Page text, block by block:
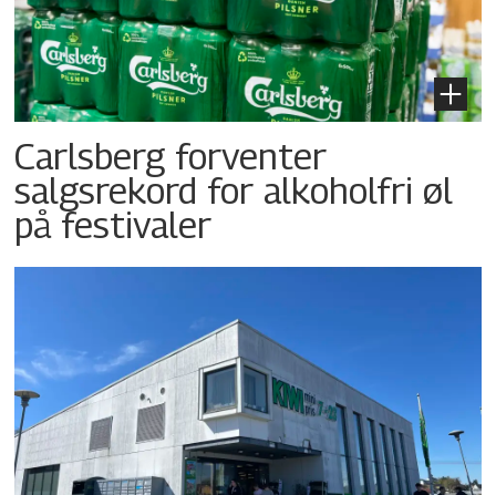
Carlsberg forventer
salgsrekord for alkoholfri øl
på festivaler